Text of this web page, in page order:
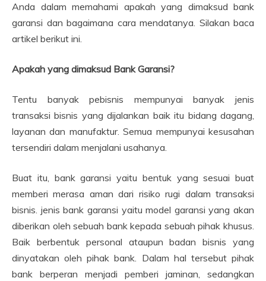
Anda dalam memahami apakah yang dimaksud bank
garansi dan bagaimana cara mendatanya. Silakan baca
artikel berikut ini.
Apakah yang dimaksud Bank Garansi?
Tentu banyak pebisnis mempunyai banyak jenis
transaksi bisnis yang dijalankan baik itu bidang dagang,
layanan dan manufaktur. Semua mempunyai kesusahan
tersendiri dalam menjalani usahanya.
Buat itu, bank garansi yaitu bentuk yang sesuai buat
memberi merasa aman dari risiko rugi dalam transaksi
bisnis. jenis bank garansi yaitu model garansi yang akan
diberikan oleh sebuah bank kepada sebuah pihak khusus.
Baik berbentuk personal ataupun badan bisnis yang
dinyatakan oleh pihak bank. Dalam hal tersebut pihak
bank berperan menjadi pemberi jaminan, sedangkan